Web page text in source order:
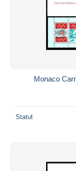
Monaco
Statut